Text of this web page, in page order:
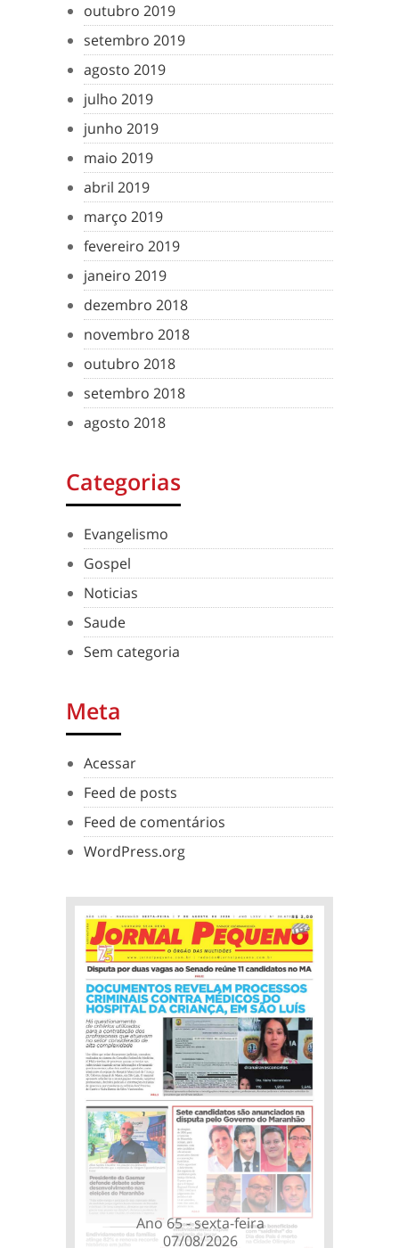
outubro 2019
setembro 2019
agosto 2019
julho 2019
junho 2019
maio 2019
abril 2019
março 2019
fevereiro 2019
janeiro 2019
dezembro 2018
novembro 2018
outubro 2018
setembro 2018
agosto 2018
Categorias
Evangelismo
Gospel
Noticias
Saude
Sem categoria
Meta
Acessar
Feed de posts
Feed de comentários
WordPress.org
Ano 65 - sexta-feira
07/08/2026